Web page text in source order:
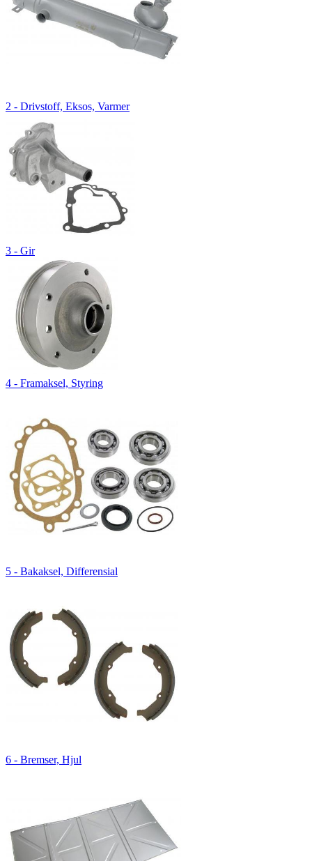
2 - Drivstoff, Eksos, Varmer
3 - Gir
4 - Framaksel, Styring
5 - Bakaksel, Differensial
6 - Bremser, Hjul